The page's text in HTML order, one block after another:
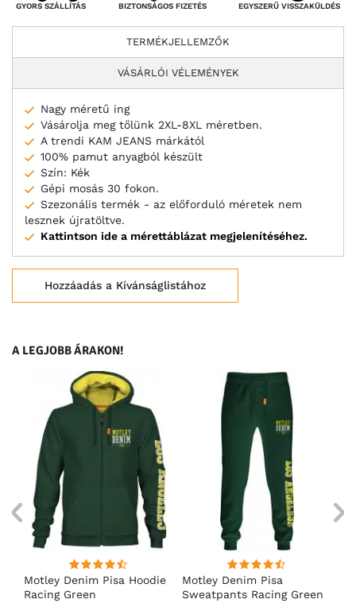
GYORS SZÁLLÍTÁS BIZTONSÁGOS FIZETÉS EGYSZERŰ VISSZAKÜLDÉS
TERMÉKJELLEMZŐK
VÁSÁRLÓI VÉLEMÉNYEK
Nagy méretű ing
Vásárolja meg tőlünk 2XL-8XL méretben.
A trendi KAM JEANS márkától
100% pamut anyagból készült
Szín: Kék
Gépi mosás 30 fokon.
Szezonális termék - az előforduló méretek nem
lesznek újratöltve.
Kattintson ide a mérettáblázat megjelenítéséhez.
Hozzáadás a Kívánságlistához
A LEGJOBB ÁRAKON!
Motley Denim Pisa Hoodie
Racing Green
Motley Denim Pisa
Sweatpants Racing Green